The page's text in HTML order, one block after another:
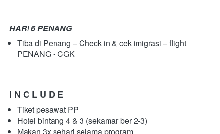
HARI 6 PENANG
Tiba di Penang – Check in & cek imigrasi – flight
PENANG - CGK
I N C L U D E
Tiket pesawat PP
Hotel bintang 4 & 3 (sekamar ber 2-3)
Makan 3x sehari selama program